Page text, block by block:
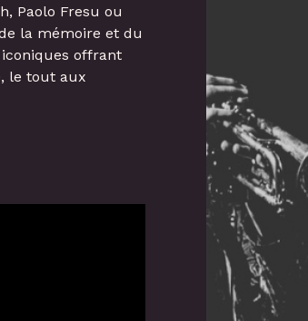
Paolo Fresu ou
la mémoire et du
offrant
le tout aux